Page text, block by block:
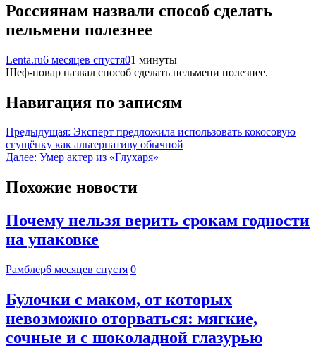
Россиянам назвали способ сделать
пельмени полезнее
Lenta.ru6 месяцев спустя01 минуты
Шеф-повар назвал способ сделать пельмени полезнее.
Навигация по записям
Предыдущая: Эксперт предложила использовать кокосовую
сгущёнку как альтернативу обычной
Далее: Умер актер из «Глухаря»
Похожие новости
Почему нельзя верить срокам годности
на упаковке
Рамблер6 месяцев спустя 0
Булочки с маком, от которых
невозможно оторваться: мягкие,
сочные и с шоколадной глазурью